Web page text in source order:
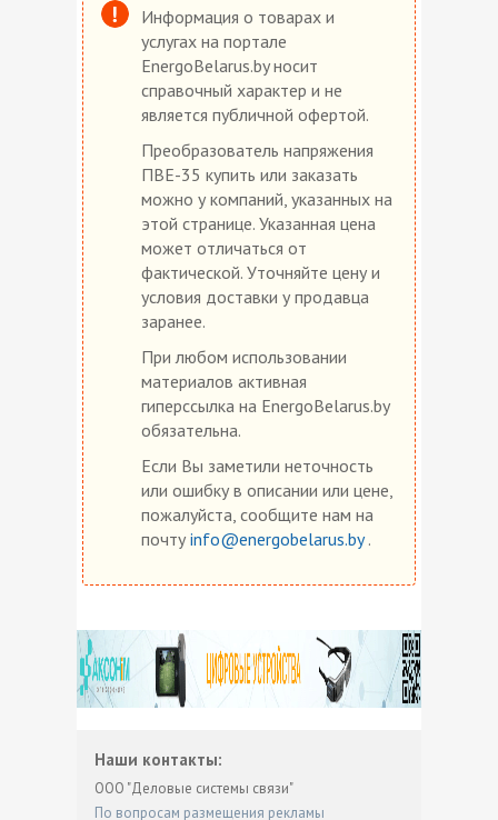
Информация о товарах и
услугах на портале
EnergoBelarus.by носит
справочный характер и не
является публичной офертой.
Преобразователь напряжения
ПВЕ-35 купить или заказать
можно у компаний, указанных на
этой странице. Указанная цена
может отличаться от
фактической. Уточняйте цену и
условия доставки у продавца
заранее.
При любом использовании
материалов активная
гиперссылка на EnergoBelarus.by
обязательна.
Если Вы заметили неточность
или ошибку в описании или цене,
пожалуйста, сообщите нам на
почту info@energobelarus.by.
Наши контакты:
ООО "Деловые системы связи"
По вопросам размещения рекламы